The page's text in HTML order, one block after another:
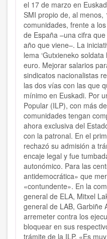
el 17 de marzo en
SMI propio de, al
comunidades, frente a
de España –una cifra
año que viene–. La
lema ‘Gutxieneko
euro. Mejorar salarios
sindicatos nacionalistas
las dos vías con las que
mínimo en Euskadi. Por
Popular (ILP), con más
comunidades tengan
ahora exclusiva del
con la patronal. En el
rechazó su admisión a
encaje legal y fue
autonómico. Para las
antidemocrática» que
«contundente». En la
general de ELA, Mitxel
general de LAB, Garbiñe
arremeter contra los
bloquear en sus
trámite de la ILP. «Es